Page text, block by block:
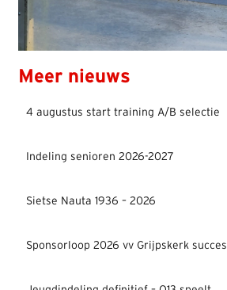
Meer nieuws
4 augustus start training A/B selectie
Indeling senioren 2026-2027
Sietse Nauta 1936 – 2026
Sponsorloop 2026 vv Grijpskerk succes